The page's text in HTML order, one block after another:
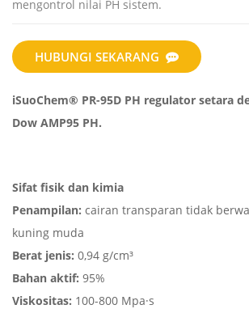
mengontrol nilai PH sistem.
HUBUNGI SEKARANG
iSuoChem® PR-95D PH regulator setara
Dow AMP95 PH.
Sifat fisik dan kimia
Penampilan: cairan transparan tidak
kuning muda
Berat jenis: 0,94 g/cm³
Bahan aktif: 95%
Viskositas: 100-800 Mpa·s